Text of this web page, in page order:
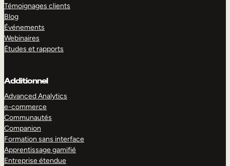
Témoignages clients
Blog
Événements
Webinaires
Études et rapports
Additionnel
Advanced Analytics
e-commerce
Communautés
Companion
Formation sans interface
Apprentissage gamifié
Entreprise étendue